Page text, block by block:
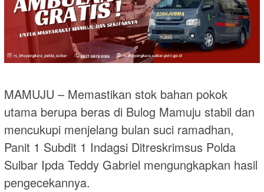
MAMUJU – Memastikan stok bahan pokok
utama berupa beras di Bulog Mamuju stabil dan
mencukupi menjelang bulan suci ramadhan,
Panit 1 Subdit 1 Indagsi Ditreskrimsus Polda
Sulbar Ipda Teddy Gabriel mengungkapkan hasil
pengecekannya.